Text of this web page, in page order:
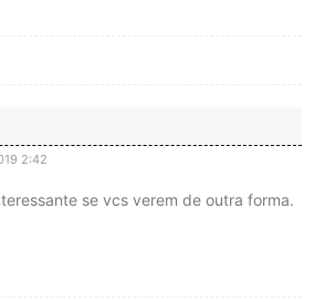
2:42
se vcs verem de outra forma.